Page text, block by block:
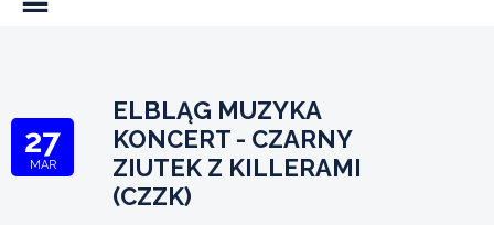
27
MAR
ELBLĄG MUZYKA
KONCERT - CZARNY
ZIUTEK Z KILLERAMI
(CZZK)